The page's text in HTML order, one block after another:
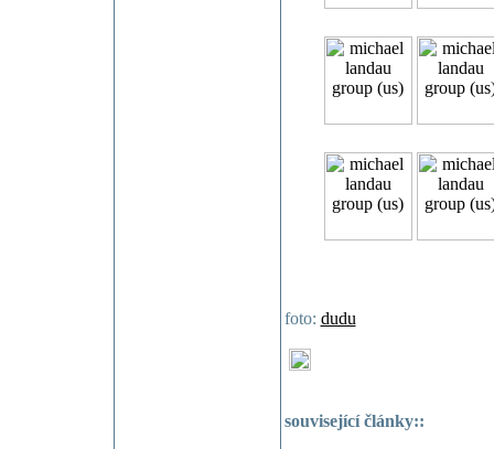
foto: dudu
související články::